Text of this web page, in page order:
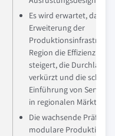
Es wird erwartet, dass
Erweiterung der
Region die Effizienz der
steigert, die
verkürzt und die
Einführung von
in regionalen Märkten
Die wachsende
modulare